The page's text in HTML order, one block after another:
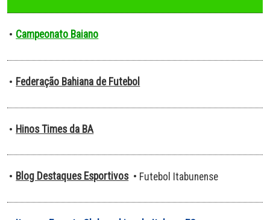
• Campeonato Baiano
• Federação Bahiana de Futebol
• Hinos Times da BA
• Blog Destaques Esportivos • Futebol Itabunense